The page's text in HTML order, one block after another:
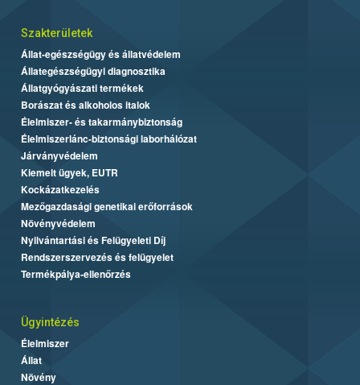
Szakterületek
Állat-egészségügy és állatvédelem
Állategészségügyi diagnosztika
Állatgyógyászati termékek
Borászat és alkoholos italok
Élelmiszer- és takarmánybiztonság
Élelmiszerlánc-biztonsági laborhálózat
Járványvédelem
Kiemelt ügyek, EUTR
Kockázatkezelés
Mezőgazdasági genetikai erőforrások
Növényvédelem
Nyilvántartási és Felügyeleti Díj
Rendszerszervezés és felügyelet
Termékpálya-ellenőrzés
Ügyintézés
Élelmiszer
Állat
Növény